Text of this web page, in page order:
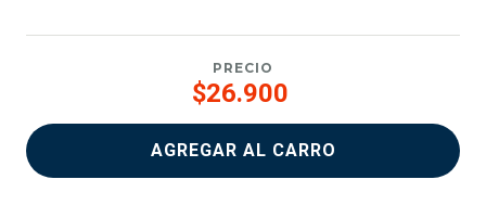
PRECIO
$26.900
AGREGAR AL CARRO